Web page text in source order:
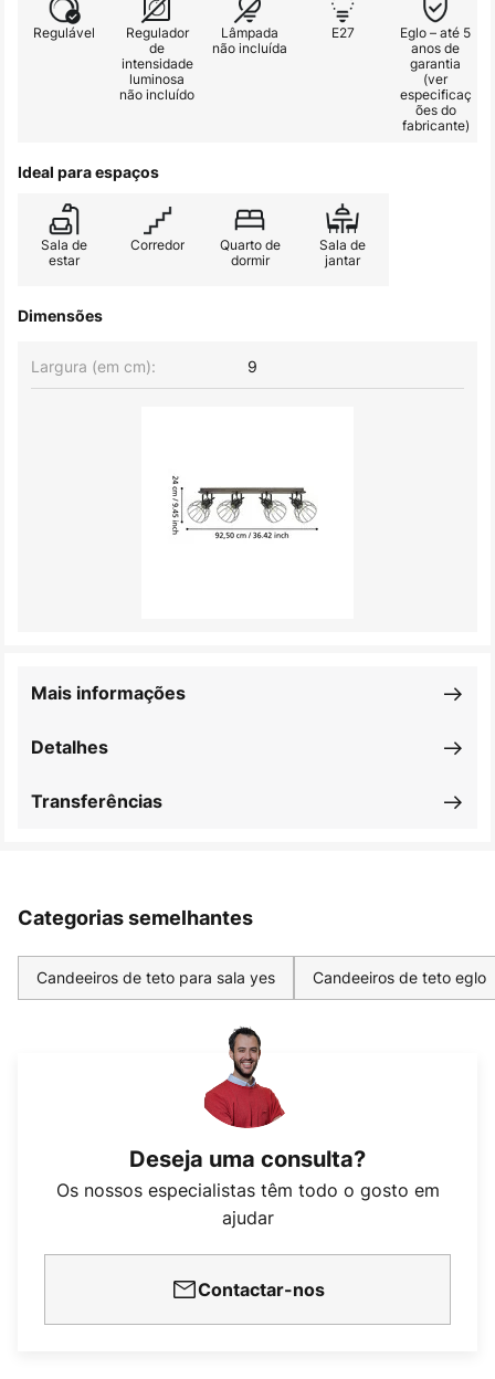
Regulável
Regulador
de
intensidade
luminosa
não incluído
Lâmpada
não incluída
E27
Eglo – até 5
anos de
garantia
(ver
especificaç
ões do
fabricante)
Ideal para espaços
Sala de
estar
Corredor
Quarto de
dormir
Sala de
jantar
Dimensões
Largura (em cm): 9
Detalhes
Mais informações
Transferências
Categorias semelhantes
Candeeiros de teto para sala yes Candeeiros de teto eglo
Deseja uma consulta?
Os nossos especialistas têm todo o gosto em
ajudar
Contactar-nos